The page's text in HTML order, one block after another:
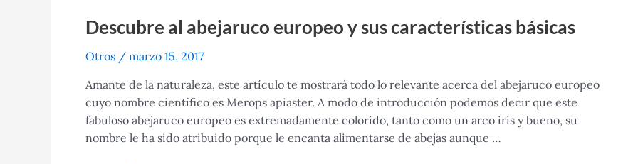
Descubre al abejaruco europeo y sus características básicas
Otros / marzo 15, 2017
Amante de la naturaleza, este artículo te mostrará todo lo relevante acerca del abejaruco europeo
cuyo nombre científico es Merops apiaster. A modo de introducción podemos decir que este
fabuloso abejaruco europeo es extremadamente colorido, tanto como un arco iris y bueno, su
nombre le ha sido atribuido porque le encanta alimentarse de abejas aunque …